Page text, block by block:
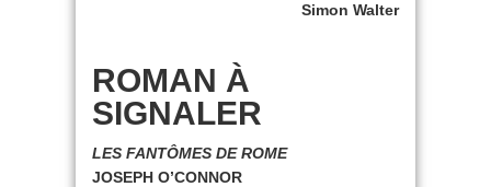
Simon Walter
ROMAN À
SIGNALER
LES FANTÔMES DE ROME
JOSEPH O’CONNOR